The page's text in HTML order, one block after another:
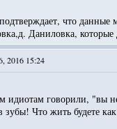
что
Даниловка,
2016 15:24
идиотам говорили, "вы
Что жить будете